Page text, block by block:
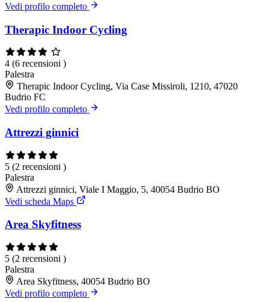
Vedi profilo completo
Therapic Indoor Cycling
4 (6 recensioni )
Palestra
Therapic Indoor Cycling, Via Case Missiroli, 1210, 47020
Budrio FC
Vedi profilo completo
Attrezzi ginnici
5 (2 recensioni )
Palestra
Attrezzi ginnici, Viale I Maggio, 5, 40054 Budrio BO
Vedi scheda Maps
Area Skyfitness
5 (2 recensioni )
Palestra
Area Skyfitness, 40054 Budrio BO
Vedi profilo completo